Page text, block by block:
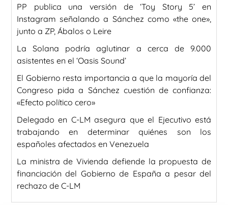
PP publica una versión de ‘Toy Story 5’ en
Instagram señalando a Sánchez como «the one»,
junto a ZP, Ábalos o Leire
La Solana podría aglutinar a cerca de 9.000
asistentes en el ‘Oasis Sound’
El Gobierno resta importancia a que la mayoría del
Congreso pida a Sánchez cuestión de confianza:
«Efecto político cero»
Delegado en C-LM asegura que el Ejecutivo está
trabajando en determinar quiénes son los
españoles afectados en Venezuela
La ministra de Vivienda defiende la propuesta de
financiación del Gobierno de España a pesar del
rechazo de C-LM